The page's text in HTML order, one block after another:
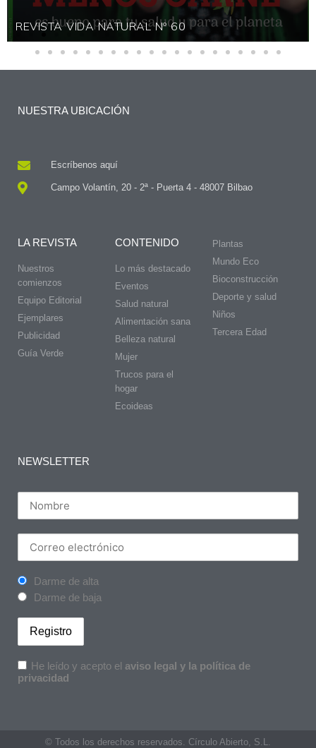
REVISTA VIDA NATURAL Nº 60
NUESTRA UBICACIÓN
Escríbenos aquí
Campo Volantín, 20 - 2ª - Puerta 4 - 48007 Bilbao
LA REVISTA
Nuestros
comienzos
Equipo Editorial
Ejemplares
Publicidad
Guía Verde
CONTENIDO
Lo más destacado
Eventos
Salud natural
Alimentación sana
Belleza natural
Mujer
Trucos para el
hogar
Ecoideas
Plantas
Mundo Eco
Bioconstrucción
Deporte y salud
Niños
Tercera Edad
NEWSLETTER
Darme de alta
Darme de baja
He leído y acepto el aviso legal y la política de
privacidad
© Todos los derechos reservados. Círculo Abierto, S.L.